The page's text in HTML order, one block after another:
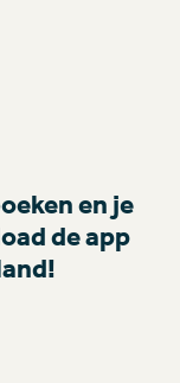
en je
de app